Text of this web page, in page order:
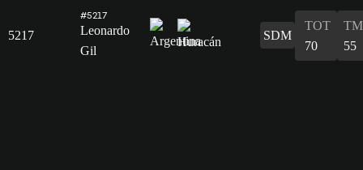
5217
#5217
Leonardo
Gil
SDM
TOT
70
55